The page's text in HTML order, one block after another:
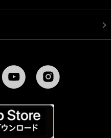
YouTube Instagram